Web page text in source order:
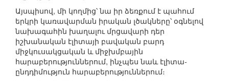
Այսպիսով, մի կողմից՝ նա իր ձեռքում է պահում
երկրի կառավարման իրական լծակները՝ օգնելով
նախագահին խաղալու մրցավարի դեր
իշխանական էլիտայի բավական բարդ
միջկուսակցական և միջխմբային
հարաբերություններում, ինչպես նաև էլիտա-
ընդդիմություն հարաբերություններում։